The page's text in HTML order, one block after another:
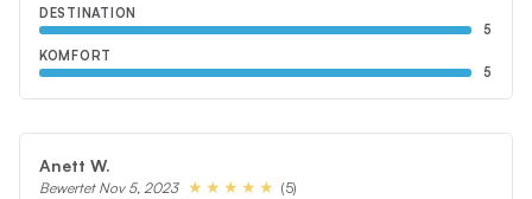
DESTINATION
5
KOMFORT
5
Anett W.
Bewertet Nov 5, 2023
(5)